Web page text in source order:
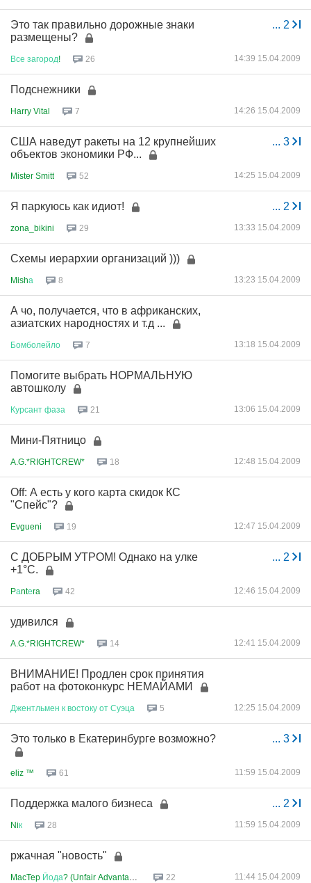
... 2
Это так правильно дорожные знаки
размещены?
Все загород! 26 14:39 15.04.2009
Подснежники
Harry Vital 7 14:26 15.04.2009
... 3
США наведут ракеты на 12 крупнейших
объектов экономики РФ...
Mister Smitt 52 14:25 15.04.2009
... 2
Я паркуюсь как идиот!
zona_bikini 29 13:33 15.04.2009
Cхемы иерархии организаций )))
Mishа 8 13:23 15.04.2009
А чо, получается, что в африканских,
азиатских народностях и т.д ...
Бомболейло 7 13:18 15.04.2009
Помогите выбрать НОРМАЛЬНУЮ
автошколу
Курсант фаза 21 13:06 15.04.2009
Мини-Пятницо
A.G.*RIGHTCREW* 18 12:48 15.04.2009
Off: А есть у кого карта скидок КС
"Спейс"?
Evgueni 19 12:47 15.04.2009
... 2
С ДОБРЫМ УТРОМ! Однако на улке
+1°C.
Pаntеra 42 12:46 15.04.2009
удивился
A.G.*RIGHTCREW* 14 12:41 15.04.2009
ВНИМАНИЕ! Продлен срок принятия
работ на фотоконкурс НЕМАЙАМИ
Джентльмен к востоку от Суэца 5 12:25 15.04.2009
... 3
Это только в Екатеринбурге возможно?
eliz ™ 61 11:59 15.04.2009
... 2
Поддержка малого бизнеса
Niк 28 11:59 15.04.2009
ржачная "новость"
MacTep Йода? (Unfair Advantage... 22 11:44 15.04.2009